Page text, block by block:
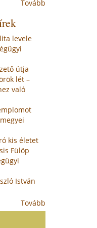
Tovább
levele
útja
lét –
való
kis életet
Fülöp
István
Tovább